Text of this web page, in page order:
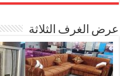
عرض الغرف الثلاثة